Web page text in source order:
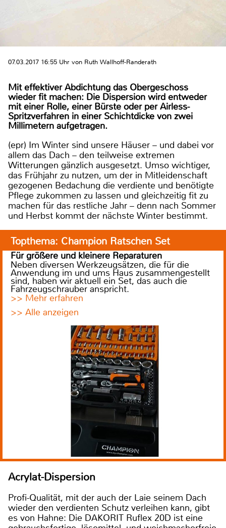
07.03.2017 16:55 Uhr von Ruth Wallhoff-Randerath
Mit effektiver Abdichtung das Obergeschoss
wieder fit machen: Die Dispersion wird entweder
mit einer Rolle, einer Bürste oder per Airless-
Spritzverfahren in einer Schichtdicke von zwei
Millimetern aufgetragen.
(epr) Im Winter sind unsere Häuser – und dabei vor
allem das Dach – den teilweise extremen
Witterungen gänzlich ausgesetzt. Umso wichtiger,
das Frühjahr zu nutzen, um der in Mitleidenschaft
gezogenen Bedachung die verdiente und benötigte
Pflege zukommen zu lassen und gleichzeitig fit zu
machen für das restliche Jahr – denn nach Sommer
und Herbst kommt der nächste Winter bestimmt.
Topthema: Champion Ratschen Set
Für größere und kleinere Reparaturen
Neben diversen Werkzeugsätzen, die für die
Anwendung im und ums Haus zusammengestellt
sind, haben wir aktuell ein Set, das auch die
Fahrzeugschrauber anspricht.
>> Mehr erfahren
>> Alle anzeigen
Acrylat-Dispersion
Profi-Qualität, mit der auch der Laie seinem Dach
wieder den verdienten Schutz verleihen kann, gibt
es von Hahne: Die DAKORIT Ruflex 20D ist eine